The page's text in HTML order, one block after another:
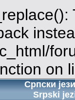
on
Српски
Srpski